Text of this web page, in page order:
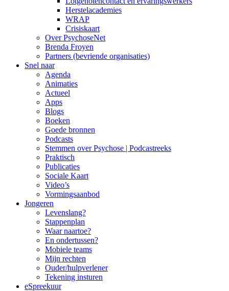
Herstelacademies
WRAP
Crisiskaart
Over PsychoseNet
Brenda Froyen
Partners (bevriende organisaties)
Snel naar
Agenda
Animaties
Actueel
Apps
Blogs
Boeken
Goede bronnen
Podcasts
Stemmen over Psychose | Podcastreeks
Praktisch
Publicaties
Sociale Kaart
Video’s
Vormingsaanbod
Jongeren
Levenslang?
Stappenplan
Waar naartoe?
En ondertussen?
Mobiele teams
Mijn rechten
Ouder/hulpverlener
Tekening insturen
eSpreekuur